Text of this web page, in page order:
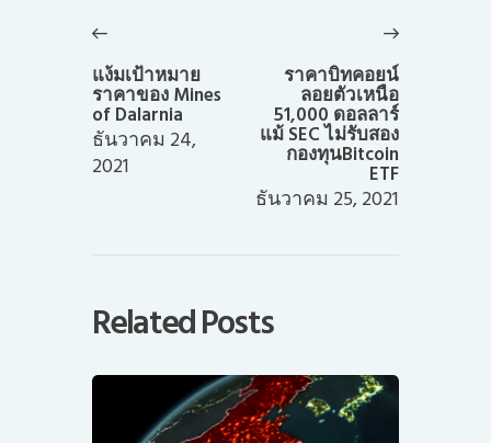
เรื่อง
post:
แง้มเป้าหมาย
ราคาของ Mines
of Dalarnia
ธันวาคม 24,
2021
ราคาบิทคอยน์
ลอยตัวเหนือ
51,000 ดอลลาร์
แม้ SEC ไม่รับสอง
กองทุนBitcoin
ETF
ธันวาคม 25, 2021
Related Posts